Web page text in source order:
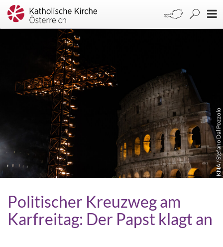
KNA / Stefano Dal Pozzolo
Politischer Kreuzweg am
Karfreitag: Der Papst klagt an